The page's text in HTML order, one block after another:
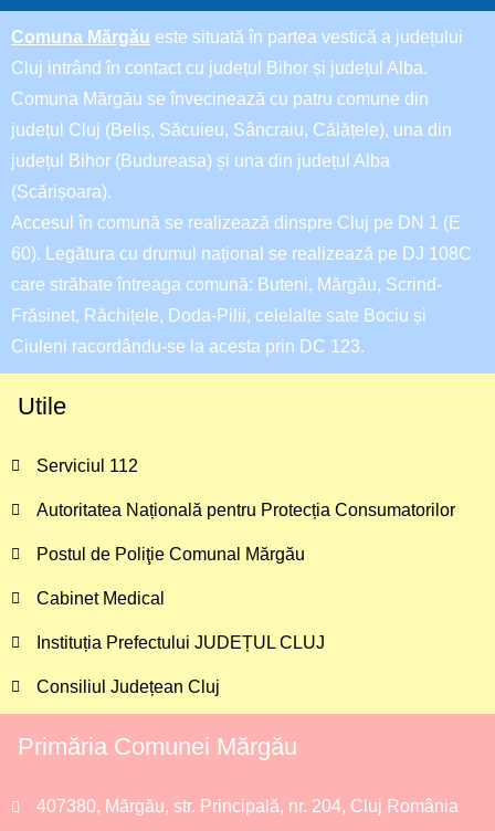
Comuna Mărgău este situată în partea vestică a județului
Cluj intrând în contact cu județul Bihor și județul Alba.
Comuna Mărgău se învecinează cu patru comune din
județul Cluj (Beliș, Săcuieu, Sâncraiu, Călățele), una din
județul Bihor (Budureasa) și una din județul Alba
(Scărișoara).
Accesul în comună se realizează dinspre Cluj pe DN 1 (E
60). Legătura cu drumul național se realizează pe DJ 108C
care străbate întreaga comună: Buteni, Mărgău, Scrind-
Frăsinet, Răchițele, Doda-Pilii, celelalte sate Bociu și
Ciuleni racordându-se la acesta prin DC 123.
Utile
Serviciul 112
Autoritatea Națională pentru Protecția Consumatorilor
Postul de Poliţie Comunal Mărgău
Cabinet Medical
Instituția Prefectului JUDEȚUL CLUJ
Consiliul Județean Cluj
Primăria Comunei Mărgău
407380, Mărgău, str. Principală, nr. 204, Cluj România